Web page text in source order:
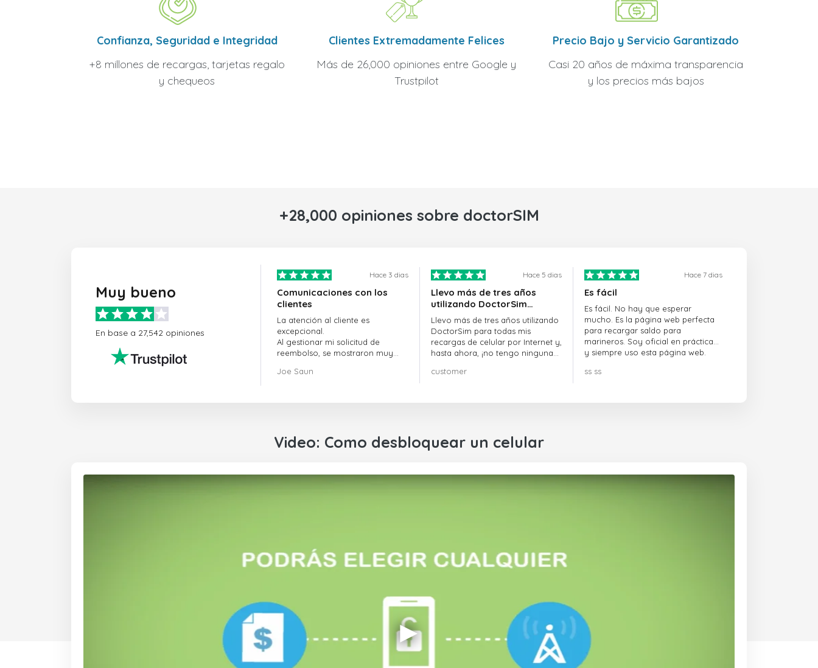
Confianza, Seguridad e Integridad
+8 millones de recargas, tarjetas regalo
y chequeos
Clientes Extremadamente Felices
Más de 26,000 opiniones entre Google y
Trustpilot
Precio Bajo y Servicio Garantizado
Casi 20 años de máxima transparencia
y los precios más bajos
+28,000 opiniones sobre doctorSIM
Muy bueno
En base a 27,542 opiniones
Hace 3 dias
Comunicaciones con los
clientes
La atención al cliente es
excepcional.
Al gestionar mi solicitud de
reembolso, se mostraron muy
gestión del proceso, y lograron
Joe Saun
Hace 5 dias
Llevo más de tres años
utilizando DoctorSim…
Llevo más de tres años utilizando
DoctorSim para todas mis
recargas de celular por Internet y,
hasta ahora, ¡no tengo ninguna
customer
Hace 7 dias
Es fácil
Es fácil. No hay que esperar
mucho. Es la página web perfecta
para recargar saldo para
marineros. Soy oficial en prácticas
y siempre uso esta página web.
ss ss
Video: Como desbloquear un celular